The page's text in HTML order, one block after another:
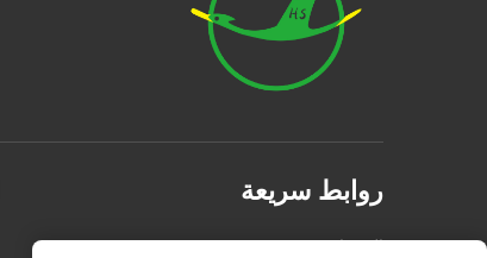
روابط سريعة
المنتجات من نحن